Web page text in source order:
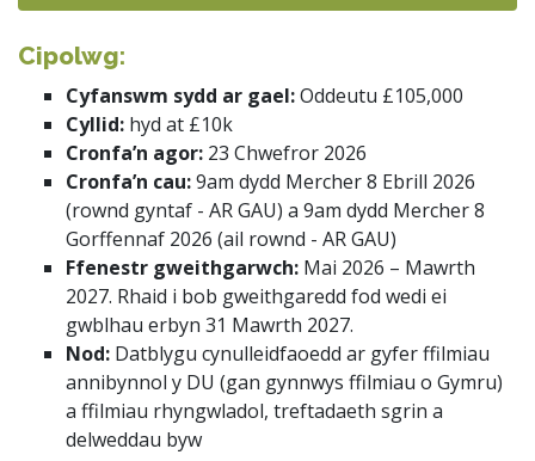
Cipolwg:
Cyfanswm sydd ar gael:Oddeutu £105,000
Cyllid: hyd at £10k
Cronfa’n agor: 23 Chwefror 2026
Cronfa’n cau:9am dydd Mercher 8 Ebrill 2026
(rownd gyntaf - AR GAU) a 9am dydd Mercher 8
Gorffennaf 2026 (ail rownd - AR GAU)
Ffenestr gweithgarwch: Mai 2026 – Mawrth
2027. Rhaid i bob gweithgaredd fod wedi ei
gwblhau erbyn 31 Mawrth 2027.
Nod: Datblygu cynulleidfaoedd ar gyfer ffilmiau
annibynnol y DU (gan gynnwys ffilmiau o Gymru)
a ffilmiau rhyngwladol, treftadaeth sgrin a
delweddau byw